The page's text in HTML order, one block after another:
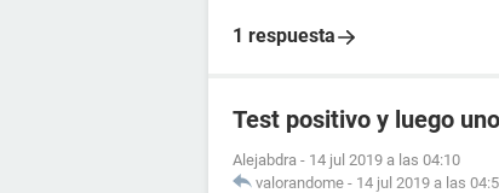
1 respuesta
Test positivo y luego
Alejabdra - 14 jul 2019 a las 04:10
valorandome - 14 jul 2019 a las